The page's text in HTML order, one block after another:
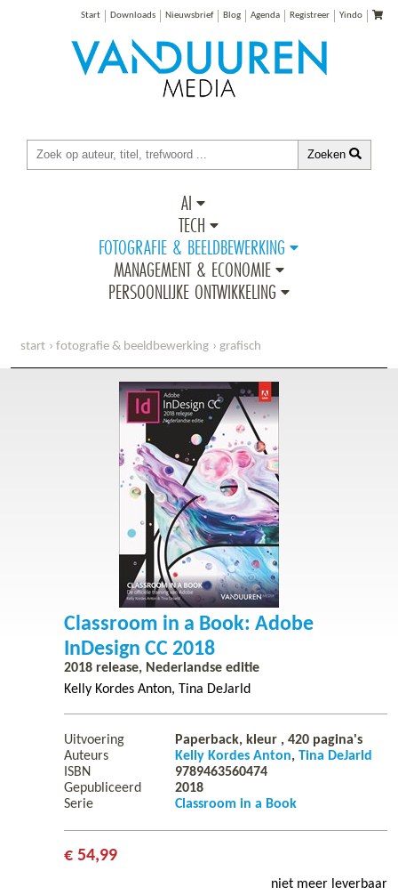
Start Downloads Nieuwsbrief Blog Agenda Registreer Yindo
Zoeken
AI
TECH
FOTOGRAFIE & BEELDBEWERKING
MANAGEMENT & ECONOMIE
PERSOONLIJKE ONTWIKKELING
start fotografie & beeldbewerking grafisch
classroom in a book: adobe indesign cc 2018
Classroom in a Book: Adobe
InDesign CC 2018
2018 release, Nederlandse editie
Kelly Kordes Anton Tina DeJarld
Uitvoering Paperback, kleur , 420 pagina's
Auteurs
Kelly Kordes Anton Tina DeJarld
ISBN
9789463560474
Gepubliceerd
2018
Serie
Classroom in a Book
€ 54,99
niet meer leverbaar